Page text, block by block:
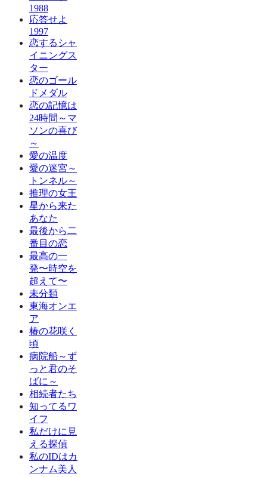
1988
応答せよ
1997
恋するシャ
イニングス
ター
恋のゴール
ドメダル
恋の記憶は
24時間～マ
ソンの喜び
～
愛の温度
愛の迷宮～
トンネル～
推理の女王
星から来た
あなた
最後から二
番目の恋
最高の一
発〜時空を
超えて〜
未分類
東海オンエ
ア
椿の花咲く
頃
病院船～ず
っと君のそ
ばに～
相続者たち
知ってるワ
イフ
私だけに見
える探偵
私のIDはカ
ンナム美人